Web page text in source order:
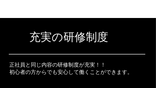
充実の研修制度
正社員と同じ内容の研修制度が充実！！
初心者の方からでも安心して働くことができます。